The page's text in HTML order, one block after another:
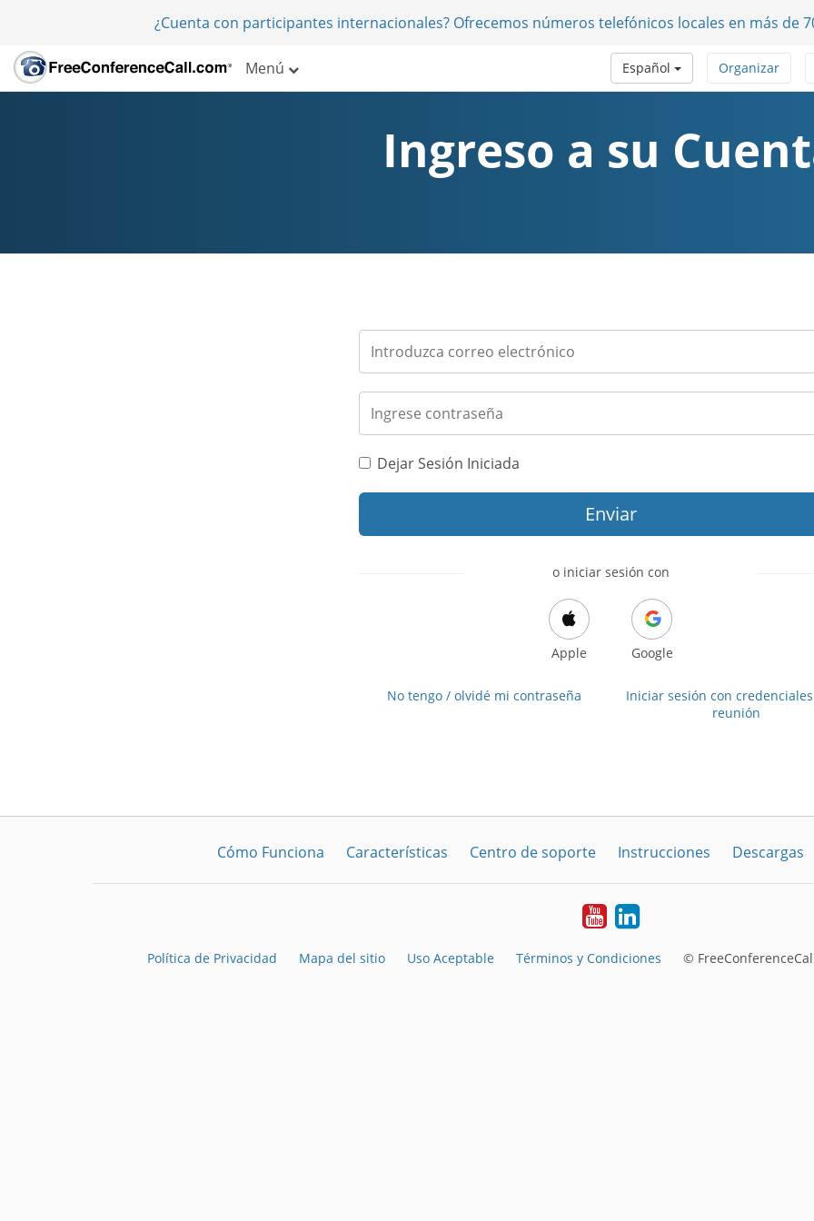
¿Cuenta con participantes internacionales? Ofrecemos números telefónicos locales en más de
Menú Organizar
Español
Ingreso a su
Dejar Sesión Iniciada
Enviar
o iniciar sesión con
Apple Google
No tengo / olvidé mi contraseña
Iniciar sesión con
reunión
Cómo Funciona Características Centro de soporte Instrucciones Descargas
YouTubeLinkedIn
Política de Privacidad Mapa del sitio Uso Aceptable Términos y Condiciones ©